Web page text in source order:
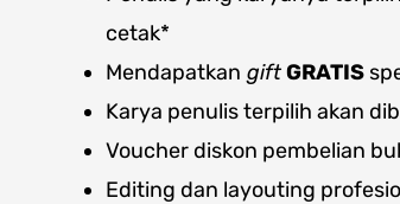
cetak*
Mendapatkan giftGRATIS
Karya penulis terpilih akan
Voucher diskon pembelian
Editing dan layouting